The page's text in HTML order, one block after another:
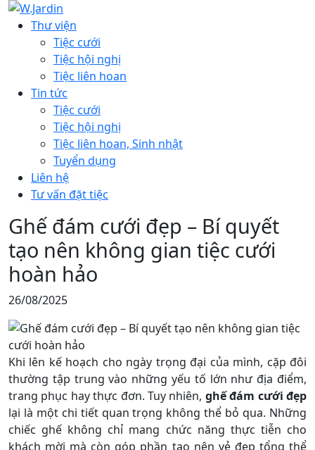
Thư viện
Tiệc cưới
Tiệc hội nghị
Tiệc liên hoan
Tin tức
Tiệc cưới
Tiệc hội nghị
Tiệc liên hoan, Sinh nhật
Tuyển dụng
Liên hệ
Tư vấn đặt tiệc
Ghế đám cưới đẹp – Bí quyết
tạo nên không gian tiệc cưới
hoàn hảo
26/08/2025
Khi lên kế hoạch cho ngày trọng đại của mình, cặp đôi
thường tập trung vào những yếu tố lớn như địa điểm,
trang phục hay thực đơn. Tuy nhiên, ghế đám cưới đẹp
lại là một chi tiết quan trọng không thể bỏ qua. Những
chiếc ghế không chỉ mang chức năng thực tiễn cho
khách mời mà còn góp phần tạo nên vẻ đẹp tổng thể